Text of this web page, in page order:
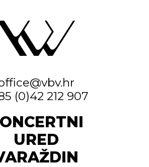
(0)42 212 907
URED